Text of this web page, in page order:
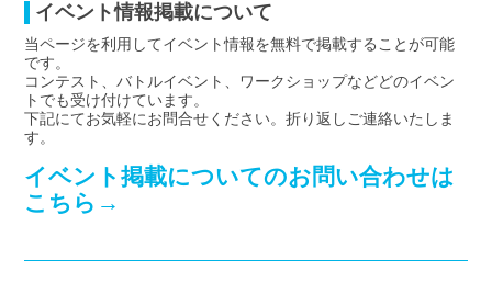
イベント情報掲載について
当ページを利用してイベント情報を無料で掲載することが可能
です。
コンテスト、バトルイベント、ワークショップなどどのイベン
トでも受け付けています。
下記にてお気軽にお問合せください。折り返しご連絡いたしま
す。
イベント掲載についてのお問い合わせは
こちら→